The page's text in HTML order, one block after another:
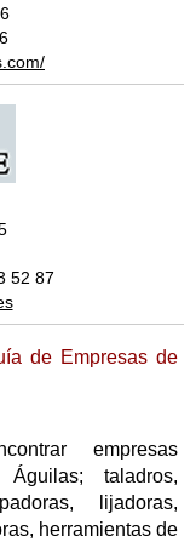
52 87
de Empresas de
empresas
taladros,
lijadoras,
herramientas de